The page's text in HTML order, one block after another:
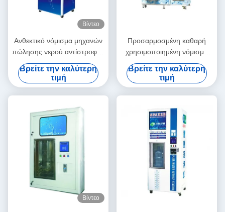
Βίντεο
Ανθεκτικό νόμισμα μηχανών
πώλησης νερού αντίστροφης
όσμωσης καθαρό που
χρησιμοποιείται
Βρείτε την καλύτερη
τιμή
Προσαρμοσμένη καθαρή
χρησιμοποιημένη νόμισμα
αυτοεξυπηρέτηση μηχανών
πώλησης νερού
Βρείτε την καλύτερη
τιμή
Βίντεο